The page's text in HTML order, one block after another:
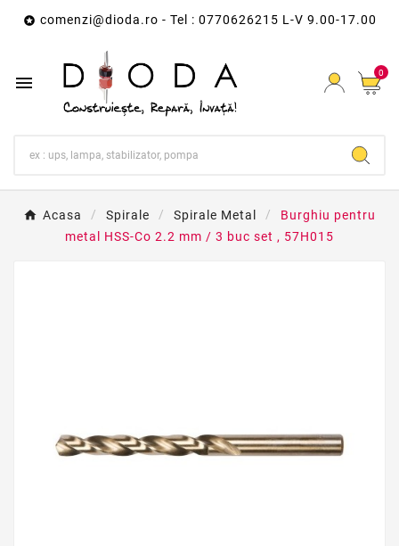
 comenzi@dioda.ro - Tel : 0770626215 L-V 9.00-17.00
 0
Acasa Spirale Spirale Metal
Burghiu pentru
metal HSS-Co 2.2 mm / 3 buc set , 57H015